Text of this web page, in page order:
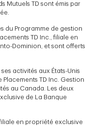
Mutuels TD sont émis par
du Programme de gestion
TD Inc., filiale en
Dominion, et sont offerts
activités aux États-Unis
TD Inc. Gestion
au Canada. Les deux
de La Banque
en propriété exclusive